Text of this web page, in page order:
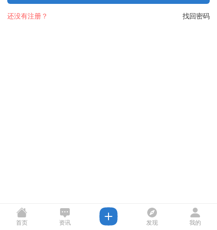
找回密码
还没有注册？
首页 资讯 发现 我的